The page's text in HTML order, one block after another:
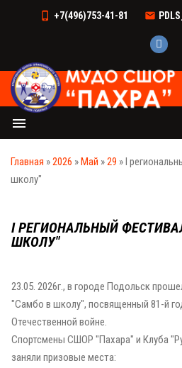
+7(496)753-41-81
menu
Главная »2026 »Май »29 » I
школу"
I РЕГИОНАЛЬНЫЙ
ШКОЛУ"
23.05. 2026г., в городе Подольск
"Самбо в школу", посвященный 81-й
Отечественной войне.
Спортсмены СШОР "Пахара" и Клуба
заняли призовые места: